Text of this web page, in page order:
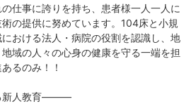
仕事に誇りを持ち、患者様一人一人に
の提供に努めています。104床と小規
おける法人・病院の役割を認識し、地
域の人々の心身の健康を守る一端を担
るのみ！！
新人教育―――